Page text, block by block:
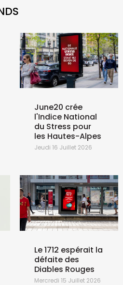
June20 crée
l'Indice National
du Stress pour
les Hautes-Alpes
Jeudi 16 Juillet 2026
Le 1712 espérait la
défaite des
Diables Rouges
Mercredi 15 Juillet 2026